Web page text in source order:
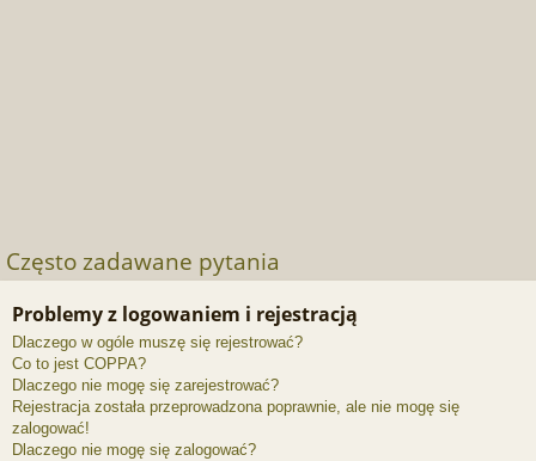
Często zadawane pytania
Problemy z logowaniem i rejestracją
Dlaczego w ogóle muszę się rejestrować?
Co to jest COPPA?
Dlaczego nie mogę się zarejestrować?
Rejestracja została przeprowadzona poprawnie, ale nie mogę się
zalogować!
Dlaczego nie mogę się zalogować?